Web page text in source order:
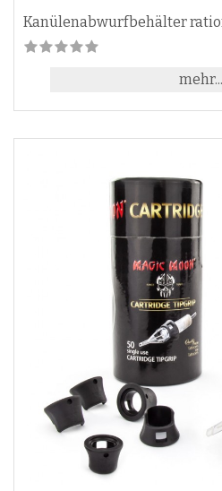
Kanülenabwurfbehälter
mehr...